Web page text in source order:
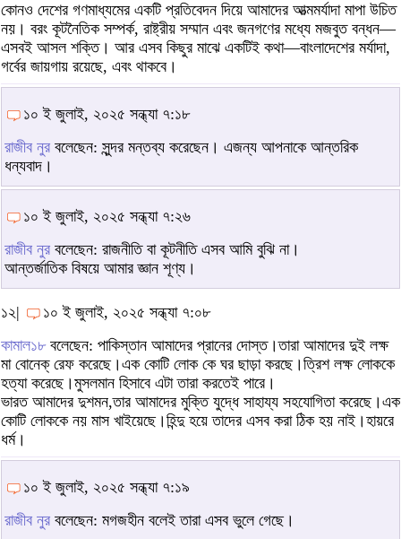
কোনও দেশের গণমাধ্যমের একটি প্রতিবেদন দিয়ে আমাদের আত্মমর্যাদা মাপা উচিত
নয়। বরং কূটনৈতিক সম্পর্ক, রাষ্ট্রীয় সম্মান এবং জনগণের মধ্যে মজবুত বন্ধন—
এসবই আসল শক্তি। আর এসব কিছুর মাঝে একটিই কথা—বাংলাদেশের মর্যাদা,
গর্বের জায়গায় রয়েছে, এবং থাকবে।
১০ ই জুলাই, ২০২৫ সন্ধ্যা ৭:১৮
রাজীব নুর বলেছেন: সুন্দর মন্তব্য করেছেন। এজন্য আপনাকে আন্তরিক
ধন্যবাদ।
১০ ই জুলাই, ২০২৫ সন্ধ্যা ৭:২৬
রাজীব নুর বলেছেন: রাজনীতি বা কূটনীতি এসব আমি বুঝি না।
আন্তর্জাতিক বিষয়ে আমার জ্ঞান শূণ্য।
১২|
১০ ই জুলাই, ২০২৫ সন্ধ্যা ৭:০৮
কামাল১৮বলেছেন: পাকিস্তান আমাদের প্রানের দোস্ত।তারা আমাদের দুই লক্ষ
মা বোনেক্ রেফ করেছে।এক কোটি লোক কে ঘর ছাড়া করছে।ত্রিশ লক্ষ লোককে
হত্যা করেছে।মুসলমান হিসাবে এটা তারা করতেই পারে।
ভারত আমাদের দুশমন,তার আমাদের মুক্তি যুদ্ধে সাহায্য সহযোগিতা করেছে।এক
কোটি লোককে নয় মাস খাইয়েছে।হিন্দু হয়ে তাদের এসব করা ঠিক হয় নাই।হায়রে
ধর্ম।
১০ ই জুলাই, ২০২৫ সন্ধ্যা ৭:১৯
রাজীব নুর বলেছেন: মগজহীন বলেই তারা এসব ভুলে গেছে।